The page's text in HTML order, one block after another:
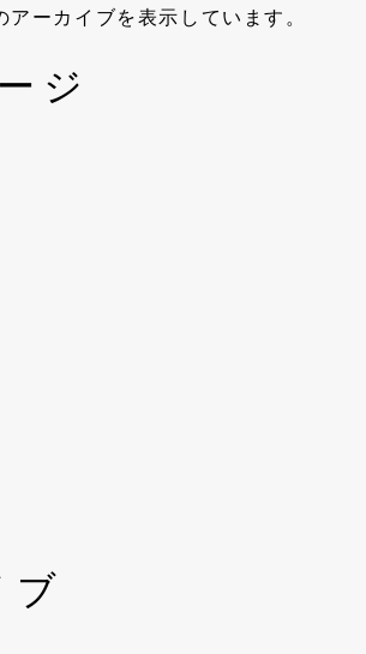
ーカイブを表示しています。
ジ
ブ